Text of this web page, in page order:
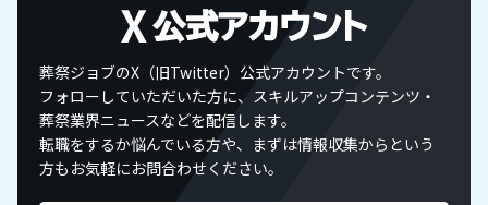
葬祭ジョブのX（旧Twitter）公式アカウントです。
フォローしていただいた方に、スキルアップコンテンツ・
葬祭業界ニュースなどを配信します。
転職をするか悩んでいる方や、まずは情報収集からという
方もお気軽にお問合わせください。